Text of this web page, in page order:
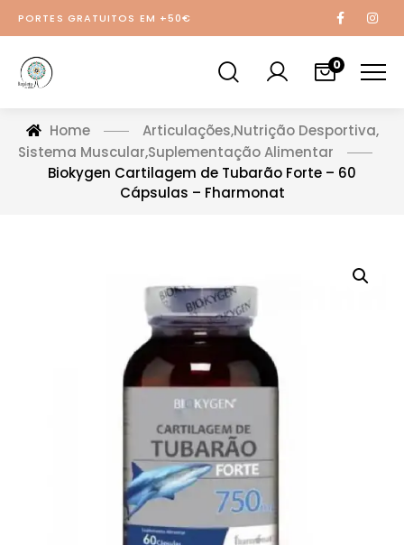
PORTES GRATUITOS EM +50€
0
Home Articulações,Nutrição Desportiva,
Sistema Muscular,Suplementação Alimentar
Biokygen Cartilagem de Tubarão Forte – 60
Cápsulas – Fharmonat